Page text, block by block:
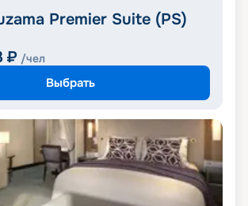
Premier Suite (PS)
₽ /чел
Выбрать